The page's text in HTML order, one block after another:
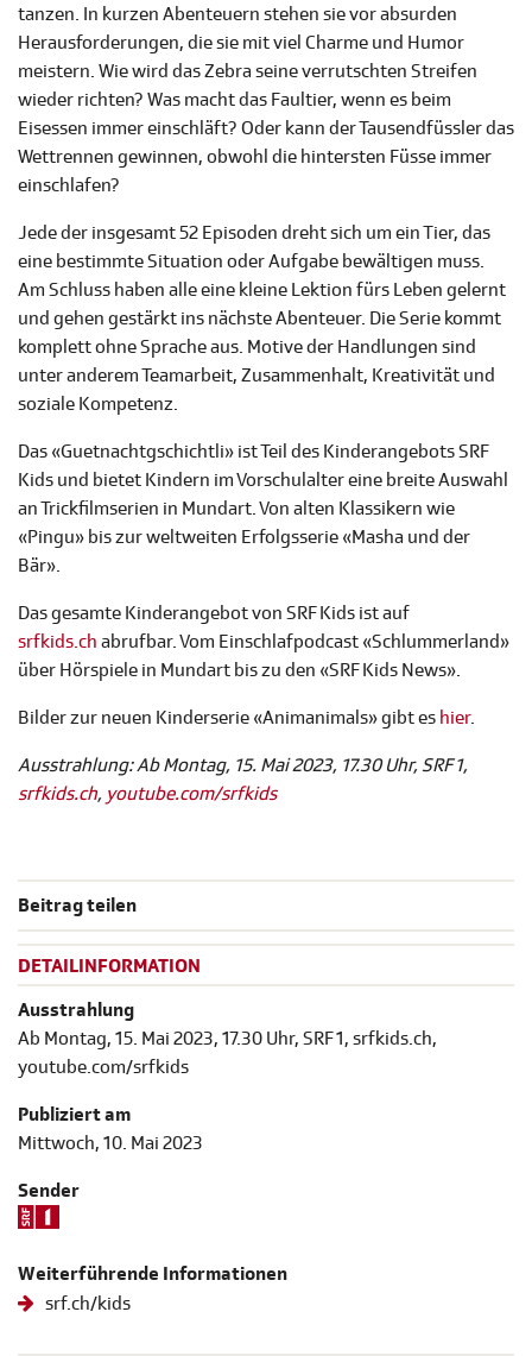
tanzen. In kurzen Abenteuern stehen sie vor absurden
Herausforderungen, die sie mit viel Charme und Humor
meistern. Wie wird das Zebra seine verrutschten Streifen
wieder richten? Was macht das Faultier, wenn es beim
Eisessen immer einschläft? Oder kann der Tausendfüssler das
Wettrennen gewinnen, obwohl die hintersten Füsse immer
einschlafen?
Jede der insgesamt 52 Episoden dreht sich um ein Tier, das
eine bestimmte Situation oder Aufgabe bewältigen muss.
Am Schluss haben alle eine kleine Lektion fürs Leben gelernt
und gehen gestärkt ins nächste Abenteuer. Die Serie kommt
komplett ohne Sprache aus. Motive der Handlungen sind
unter anderem Teamarbeit, Zusammenhalt, Kreativität und
soziale Kompetenz.
Das «Guetnachtgschichtli» ist Teil des Kinderangebots SRF
Kids und bietet Kindern im Vorschulalter eine breite Auswahl
an Trickfilmserien in Mundart. Von alten Klassikern wie
«Pingu» bis zur weltweiten Erfolgsserie «Masha und der
Bär».
Das gesamte Kinderangebot von SRF Kids ist auf
srfkids.ch abrufbar. Vom Einschlafpodcast «Schlummerland»
über Hörspiele in Mundart bis zu den «SRF Kids News».
Bilder zur neuen Kinderserie «Animanimals» gibt es hier.
Ausstrahlung: Ab Montag, 15. Mai 2023, 17.30 Uhr, SRF 1,
srfkids.ch, youtube.com/srfkids
Beitrag teilen
DETAILINFORMATION
Ausstrahlung
Ab Montag, 15. Mai 2023, 17.30 Uhr, SRF 1, srfkids.ch,
youtube.com/srfkids
Publiziert am
Mittwoch, 10. Mai 2023
Sender
Weiterführende Informationen
srf.ch/kids